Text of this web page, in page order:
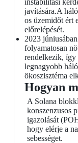
instabilitási
javítására.A
os üzemidőt ért
előrelépését.
2023
folyamatosan
rendelkezik, így
legnagyobb
ökoszisztéma
Hogyan
A Solana
konszenzusos
igazolását
hogy elérje a
sebességet.